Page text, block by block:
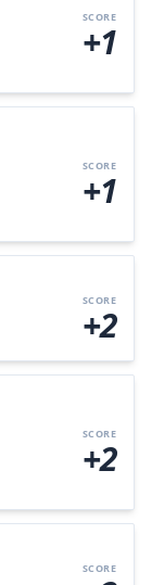
SCORE
+1
SCORE
+1
SCORE
+2
SCORE
+2
SCORE